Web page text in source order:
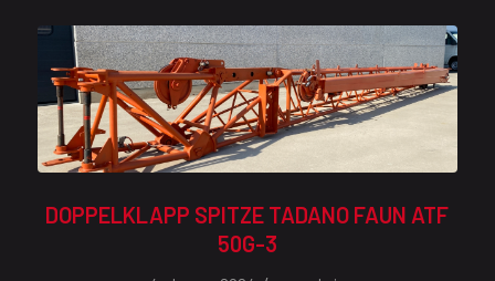
DOPPELKLAPP SPITZE TADANO FAUN ATF
50G-3